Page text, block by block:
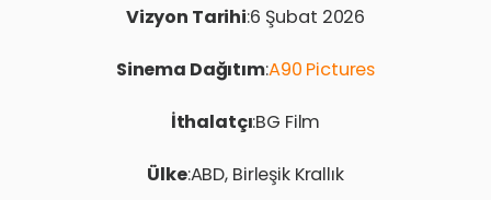
Vizyon Tarihi:6 Şubat 2026
Sinema Dağıtım:A90 Pictures
İthalatçı:BG Film
Ülke:ABD, Birleşik Krallık